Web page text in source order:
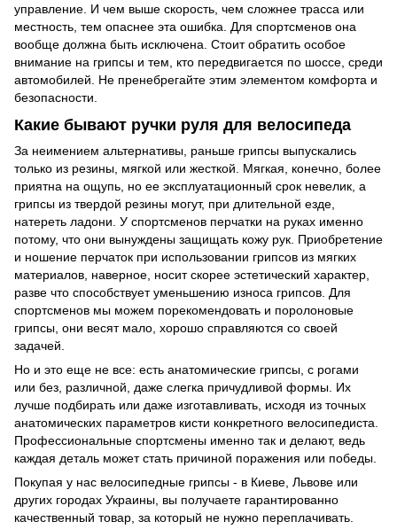
управление. И чем выше скорость, чем сложнее трасса или
местность, тем опаснее эта ошибка. Для спортсменов она
вообще должна быть исключена. Стоит обратить особое
внимание на грипсы и тем, кто передвигается по шоссе, среди
автомобилей. Не пренебрегайте этим элементом комфорта и
безопасности.
Какие бывают ручки руля для велосипеда
За неимением альтернативы, раньше грипсы выпускались
только из резины, мягкой или жесткой. Мягкая, конечно, более
приятна на ощупь, но ее эксплуатационный срок невелик, а
грипсы из твердой резины могут, при длительной езде,
натереть ладони. У спортсменов перчатки на руках именно
потому, что они вынуждены защищать кожу рук. Приобретение
и ношение перчаток при использовании грипсов из мягких
материалов, наверное, носит скорее эстетический характер,
разве что способствует уменьшению износа грипсов. Для
спортсменов мы можем порекомендовать и поролоновые
грипсы, они весят мало, хорошо справляются со своей
задачей.
Но и это еще не все: есть анатомические грипсы, с рогами
или без, различной, даже слегка причудливой формы. Их
лучше подбирать или даже изготавливать, исходя из точных
анатомических параметров кисти конкретного велосипедиста.
Профессиональные спортсмены именно так и делают, ведь
каждая деталь может стать причиной поражения или победы.
Покупая у нас велосипедные грипсы - в Киеве, Львове или
других городах Украины, вы получаете гарантированно
качественный товар, за который не нужно переплачивать.